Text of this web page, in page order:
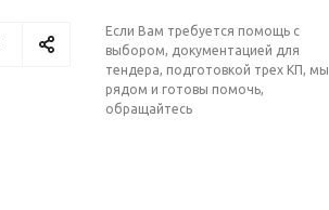
Если Вам требуется помощь с
выбором, документацией для
тендера, подготовкой трех КП, мы
рядом и готовы помочь,
обращайтесь